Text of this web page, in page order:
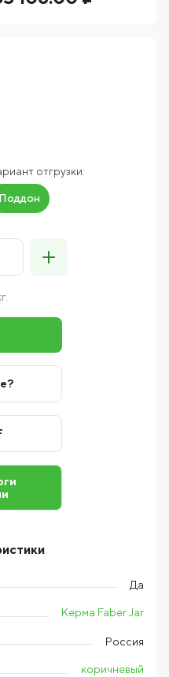
отгрузки:
Поддон
Да
Керма Faber Jar
Россия
коричневый